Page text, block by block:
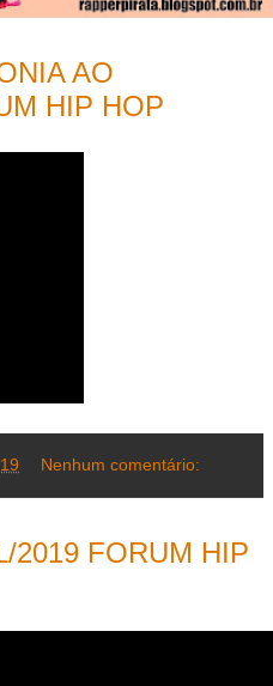
AO
HIP HOP
Nenhum comentário:
2019 FORUM HIP